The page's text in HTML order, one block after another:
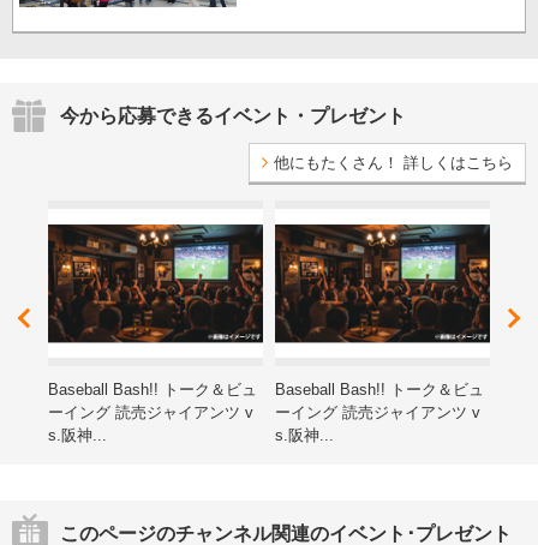
今から応募できるイベント・プレゼント
他にもたくさん！ 詳しくはこちら
Baseball Bash!! トーク＆ビュ
ーイング 読売ジャイアンツ v
s.阪神...
Baseball Bash!! トーク＆ビュ
ーイング 読売ジャイアンツ v
s.阪神...
このページのチャンネル関連のイベント･プレゼント